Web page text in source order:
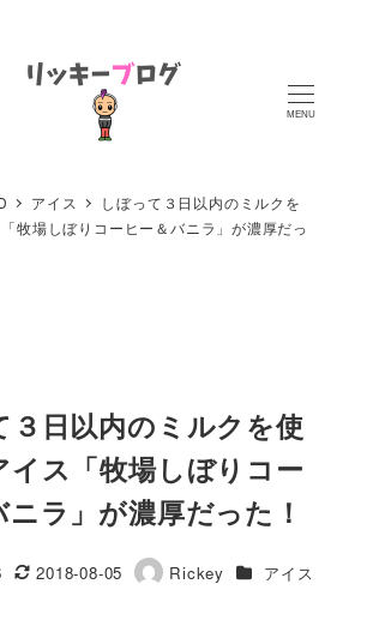
MENU
アイス
しぼって３日以内のミルクを
牧場しぼりコーヒー＆バニラ」が濃厚だっ
３日以内のミルクを使
イス「牧場しぼりコー
ニラ」が濃厚だった！
更新日
2018-08-05
著
Rickey カテゴリー
アイス